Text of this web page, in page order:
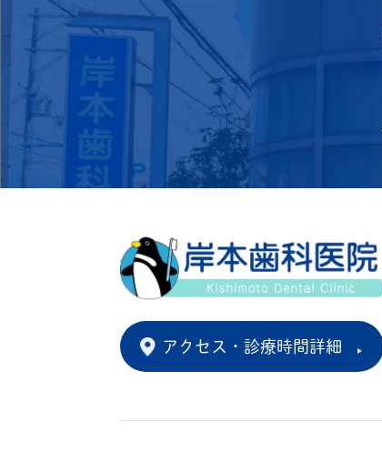
アクセス・診療時間詳細